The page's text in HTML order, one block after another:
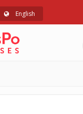
English